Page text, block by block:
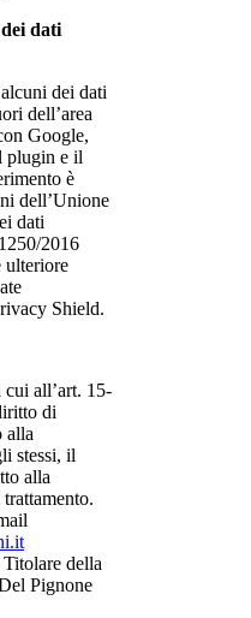
dati
dei dati
dell’area
Google,
plugin e il
è
dell’Unione
dati
2016
ulteriore
Shield.
all’art. 15-
di
alla
stessi, il
alla
Titolare della
Pignone